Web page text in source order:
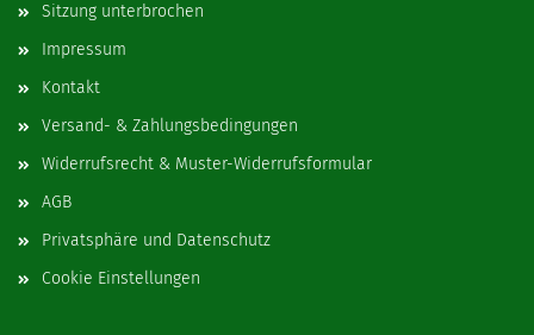
Sitzung unterbrochen
Impressum
Kontakt
Versand- & Zahlungsbedingungen
Widerrufsrecht & Muster-Widerrufsformular
AGB
Privatsphäre und Datenschutz
Cookie Einstellungen